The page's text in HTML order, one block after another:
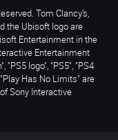
Tom Clancy’s,
the Ubisoft logo are
Entertainment in the
Entertainment
"PS5 logo", "PS5", "PS4
Has No Limits" are
Sony Interactive